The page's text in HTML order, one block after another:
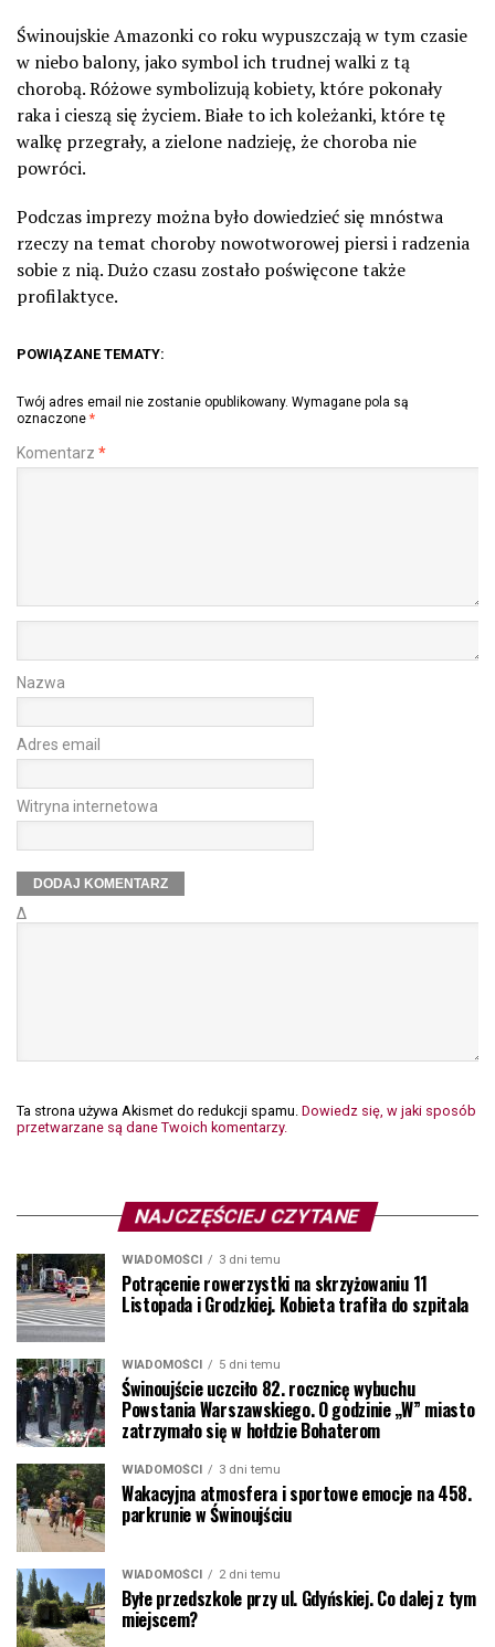
Świnoujskie Amazonki co roku wypuszczają w tym czasie
w niebo balony, jako symbol ich trudnej walki z tą
chorobą. Różowe symbolizują kobiety, które pokonały
raka i cieszą się życiem. Białe to ich koleżanki, które tę
walkę przegrały, a zielone nadzieję, że choroba nie
powróci.
Podczas imprezy można było dowiedzieć się mnóstwa
rzeczy na temat choroby nowotworowej piersi i radzenia
sobie z nią. Dużo czasu zostało poświęcone także
profilaktyce.
POWIĄZANE TEMATY:
Twój adres email nie zostanie opublikowany. Wymagane pola są
oznaczone *
Komentarz *
Nazwa
Adres email
Witryna internetowa
Δ
Ta strona używa Akismet do redukcji spamu. Dowiedz się, w jaki sposób
przetwarzane są dane Twoich komentarzy.
NAJCZĘŚCIEJ CZYTANE
WIADOMOŚCI 3 dni temu
Potrącenie rowerzystki na skrzyżowaniu 11
Listopada i Grodzkiej. Kobieta trafiła do szpitala
WIADOMOŚCI 5 dni temu
Świnoujście uczciło 82. rocznicę wybuchu
Powstania Warszawskiego. O godzinie „W” miasto
zatrzymało się w hołdzie Bohaterom
WIADOMOŚCI 3 dni temu
Wakacyjna atmosfera i sportowe emocje na 458.
parkrunie w Świnoujściu
WIADOMOŚCI 2 dni temu
Byłe przedszkole przy ul. Gdyńskiej. Co dalej z tym
miejscem?